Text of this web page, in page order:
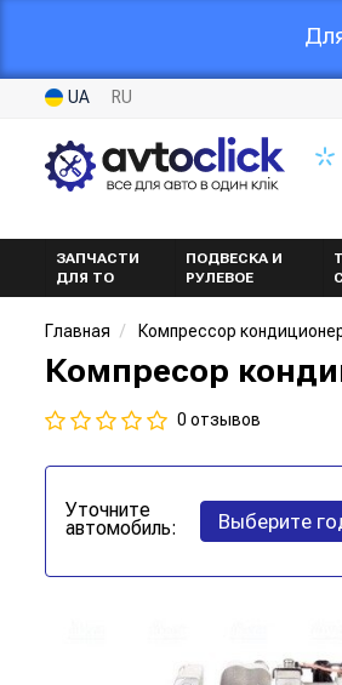
UA RU
ЗАПЧАСТИ
ДЛЯ ТО
ПОДВЕСКА И
РУЛЕВОЕ
Главная Компрессор
Компресор
0 отзывов
Уточните
автомобиль: Выберите